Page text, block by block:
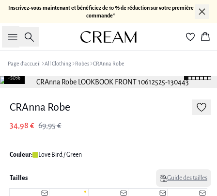
Inscrivez-vous maintenant et bénéficiez de 10 % de réduction sur votre première
commande*
Rechercher
Page d’accueil All Clothing Robes CRAnna Robe
-50%
CRAnna Robe
34,98 € 69,95 €
Couleur: Love Bird / Green
Tailles Guide des tailles